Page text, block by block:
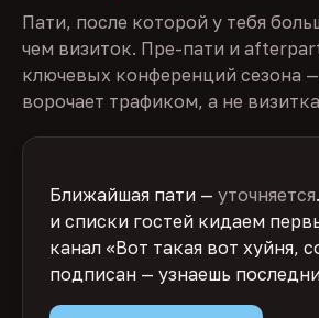
Пати, после которой у тебя
чем визиток. Пре-пати и
ключевых конференций сезона
ворочает трафиком, а не
Ближайшая пати — уточняется
и списки гостей кидаем
канал «Вот такая вот хуйня,
подписан — узнаешь